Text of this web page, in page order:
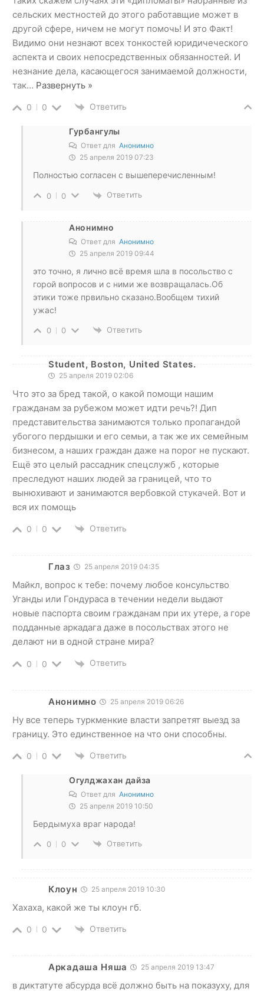
сельских местностей до этого работавщие может в
другой сфере, ничем не могут помочь! И это Факт!
Видимо они незнают всех тонкостей юридичеческого
аспекта и своих непосредственных обязанностей. И
незнание дела, касающегося занимаемой должности,
так… Развернуть »
0 0 Ответить
Гурбангулы
Ответ для Анонимно
25 апреля 2019 07:23
Полностью согласен с вышеперечисленным!
0 0 Ответить
Анонимно
Ответ для Анонимно
25 апреля 2019 09:44
это точно, я лично всё время шла в посольство с
горой вопросов и с ними же возвращалась.Об
этики тоже првильно сказано.Вообщем тихий
ужас!
0 0 Ответить
Student, Boston, United States.
25 апреля 2019 02:06
Что это за бред такой, о какой помощи нашим
гражданам за рубежом может идти речь?! Дип
представительства занимаются только пропагандой
убогого пердышки и его семьи, а так же их семейным
бизнесом, а наших граждан даже на порог не пускают.
Ещё это целый рассадник спецслужб , которые
преследуют наших людей за границей, что то
вынюхивают и занимаются вербовкой стукачей. Вот и
вся их помощь
0 0 Ответить
Глаз 25 апреля 2019 04:35
Майкл, вопрос к тебе: почему любое консульство
Уганды или Гондураса в течении недели выдают
новые паспорта своим гражданам при их утере, а горе
подданные аркадага даже в посольствах этого не
делают ни в одной стране мира?
0 0 Ответить
Анонимно 25 апреля 2019 06:26
Ну все теперь туркменкие власти запретят выезд за
границу. Это единственное на что они способны.
0 0 Ответить
Огулджахан дайза
Ответ для Анонимно
25 апреля 2019 10:50
Бердымуха враг народа!
0 0 Ответить
Клоун 25 апреля 2019 10:30
Хахаха, какой же ты клоун гб.
0 0 Ответить
Аркадаша Няша 25 апреля 2019 13:47
в диктатуте абсурда всё должно быть на показуху, для